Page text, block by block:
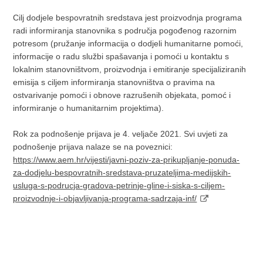
Cilj dodjele bespovratnih sredstava jest proizvodnja programa
radi informiranja stanovnika s područja pogođenog razornim
potresom (pružanje informacija o dodjeli humanitarne pomoći,
informacije o radu službi spašavanja i pomoći u kontaktu s
lokalnim stanovništvom, proizvodnja i emitiranje specijaliziranih
emisija s ciljem informiranja stanovništva o pravima na
ostvarivanje pomoći i obnove razrušenih objekata, pomoć i
informiranje o humanitarnim projektima).
Rok za podnošenje prijava je 4. veljače 2021. Svi uvjeti za
podnošenje prijava nalaze se na poveznici:
https://www.aem.hr/vijesti/javni-poziv-za-prikupljanje-ponuda-
za-dodjelu-bespovratnih-sredstava-pruzateljima-medijskih-
usluga-s-podrucja-gradova-petrinje-gline-i-siska-s-ciljem-
proizvodnje-i-objavljivanja-programa-sadrzaja-inf/